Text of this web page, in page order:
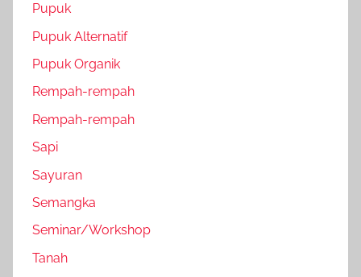
Pupuk
Pupuk Alternatif
Pupuk Organik
Rempah-rempah
Rempah-rempah
Sapi
Sayuran
Semangka
Seminar/Workshop
Tanah